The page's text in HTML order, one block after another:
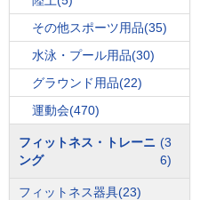
その他スポーツ用品(35)
水泳・プール用品(30)
グラウンド用品(22)
運動会(470)
フィットネス・トレーニ
ング
(3
6)
フィットネス器具(23)